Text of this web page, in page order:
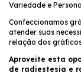
Variedade e
Confeccionamos
atender suas
relação dos
Aproveite esta
de radiestesia e